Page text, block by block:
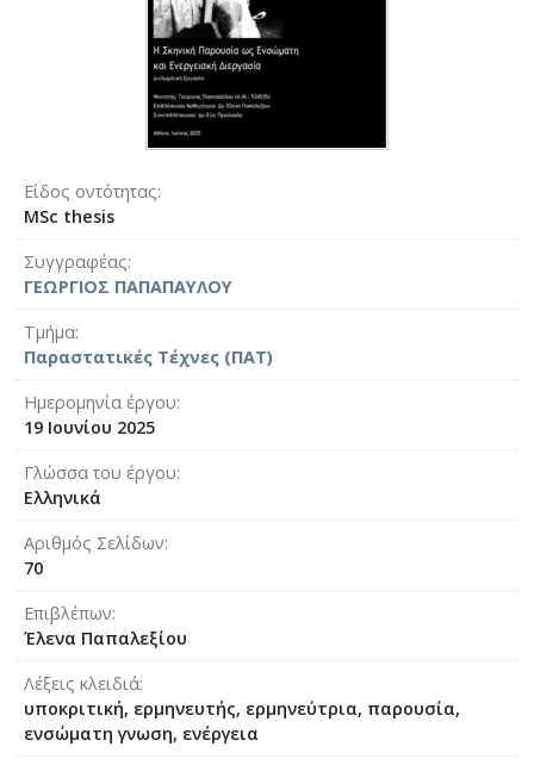
Είδος οντότητας
MSc thesis
Συγγραφέας
ΓEΩΡΓIΟΣ ΠΑΠΑΠΑΥΛΟΥ
Τμήμα
Παραστατικές Τέχνες (ΠΑΤ)
Ημερομηνία έργου
19 Ιουνίου 2025
Γλώσσα του έργου
Ελληνικά
Αριθμός Σελίδων
70
Επιβλέπων
Έλενα Παπαλεξίου
Λέξεις κλειδιά
υποκριτική, ερμηνευτής, ερμηνεύτρια, παρουσία,
ενσώματη γνωση, ενέργεια